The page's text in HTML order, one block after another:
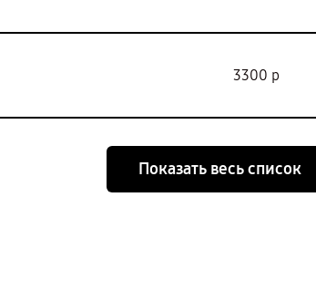
3300 р
Показать весь список